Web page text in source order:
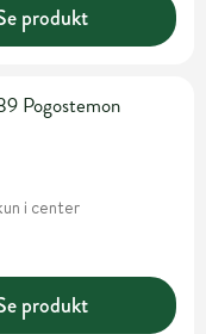
produkt
Pogostemon
i center
produkt